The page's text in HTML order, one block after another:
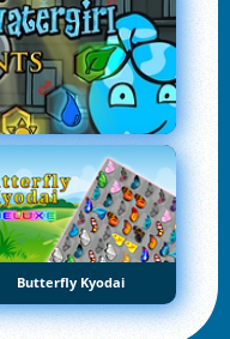
Butterfly Kyodai